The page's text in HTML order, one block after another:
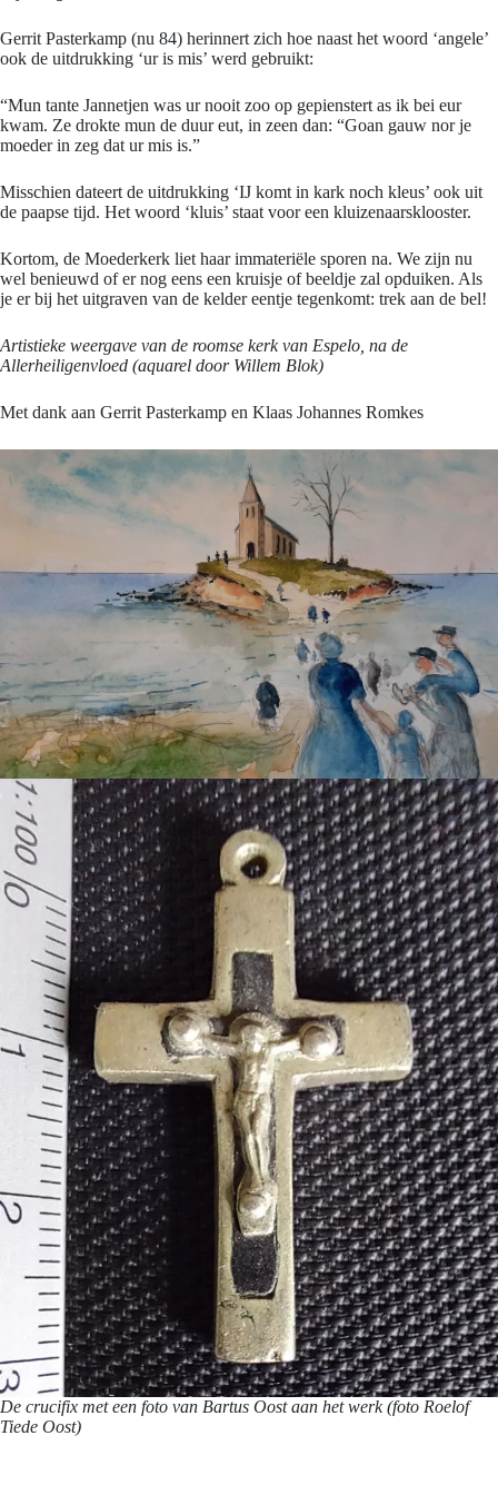
Gerrit Pasterkamp (nu 84) herinnert zich hoe naast het woord ‘angele’
ook de uitdrukking ‘ur is mis’ werd gebruikt:
“Mun tante Jannetjen was ur nooit zoo op gepienstert as ik bei eur
kwam. Ze drokte mun de duur eut, in zeen dan: “Goan gauw nor je
moeder in zeg dat ur mis is.”
Misschien dateert de uitdrukking ‘IJ komt in kark noch kleus’ ook uit
de paapse tijd. Het woord ‘kluis’ staat voor een kluizenaarsklooster.
Kortom, de Moederkerk liet haar immateriële sporen na. We zijn nu
wel benieuwd of er nog eens een kruisje of beeldje zal opduiken. Als
je er bij het uitgraven van de kelder eentje tegenkomt: trek aan de bel!
Artistieke weergave van de roomse kerk van Espelo, na de
Allerheiligenvloed (aquarel door Willem Blok)
Met dank aan Gerrit Pasterkamp en Klaas Johannes Romkes
De crucifix met een foto van Bartus Oost aan het werk (foto Roelof
Tiede Oost)